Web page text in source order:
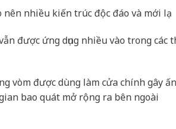
nhiều kiến trúc độc đáo và mới lạ
được ứng dụng nhiều vào trong các
vòm được dùng làm cửa chính gây ấn
bao quát mở rộng ra bên ngoài